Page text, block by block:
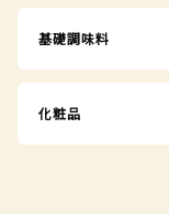
基礎調味料
化粧品